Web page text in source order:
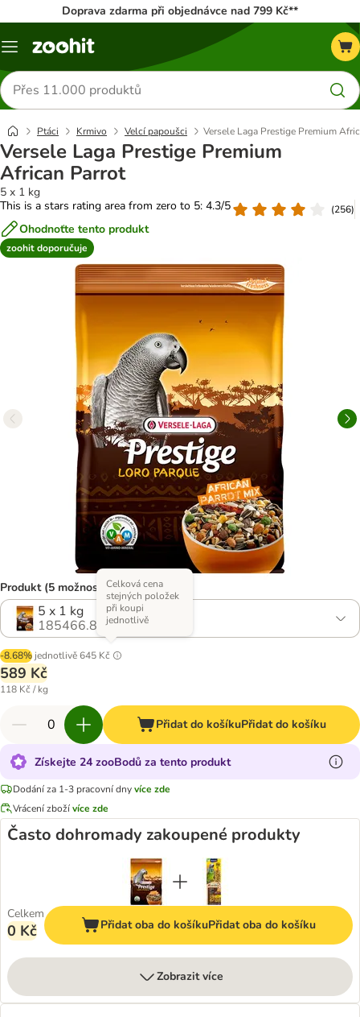
Doprava zdarma při objednávce nad 799 Kč**
Menu
Hledat
produkty
Ptáci Krmivo Velcí papoušci Versele Laga Prestige Premium
Versele Laga Prestige Premium
African Parrot
5 x 1 kg
This is a stars rating area from zero to 5: 4.3/5
(256)
Ohodnoťte tento produkt
zoohit doporučuje
Produkt (5 možností)
5 x 1 kg
185466.8
-8.68% jednotlivě645 Kč
Celková cena
stejných položek
při koupi
jednotlivě
589 Kč
118 Kč / kg
Přidat do košíkuPřidat do košíku
Získejte 24 zooBodů za tento produkt
Dodání za 1-3 pracovní dnyvíce zde
Vrácení zbožívíce zde
Často dohromady zakoupené produkty
Celkem
0 Kč Přidat oba do košíkuPřidat oba do košíku
Zobrazit více